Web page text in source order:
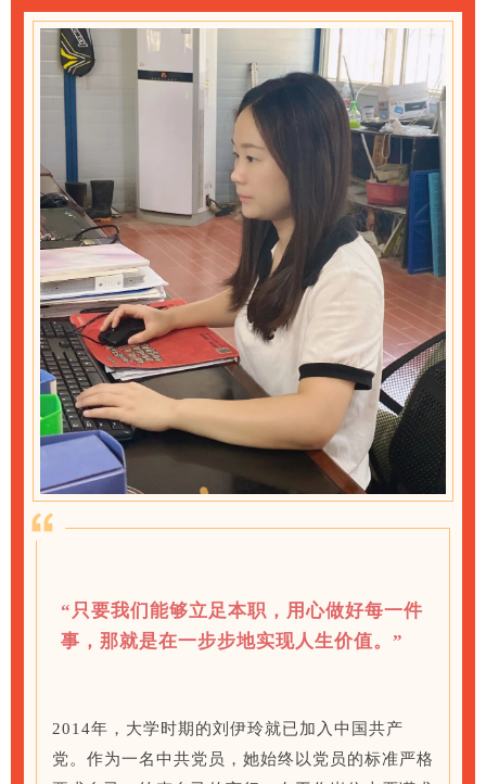
“只要我们能够立足本职，用心做好每一件
事，那就是在一步步地实现人生价值。”
2014年，大学时期的刘伊玲就已加入中国共产
党。作为一名中共党员，她始终以党员的标准严格